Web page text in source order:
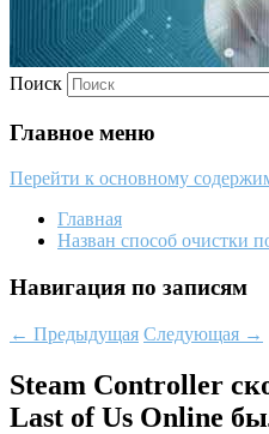
Поиск
Главное меню
Перейти к основному
Главная
Назван способ очистки
Навигация по записям
← Предыдущая Следующая →
Steam Controller
Last of Us Online